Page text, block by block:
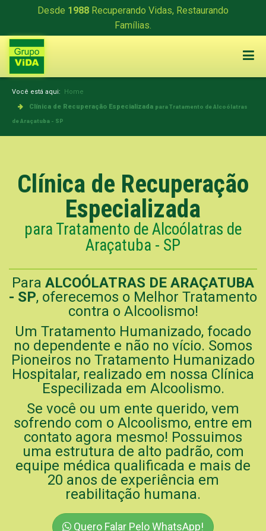
Desde 1988 Recuperando Vidas, Restaurando
Famílias.
Você está aqui: Home
Clínica de Recuperação Especializada para Tratamento de Alcoólatras
de Araçatuba - SP
Clínica de Recuperação
Especializada
para Tratamento de Alcoólatras de
Araçatuba - SP
Para ALCOÓLATRAS DE ARAÇATUBA
- SP, oferecemos o Melhor Tratamento
contra o Alcoolismo!
Um Tratamento Humanizado, focado
no dependente e não no vício. Somos
Pioneiros no Tratamento Humanizado
Hospitalar, realizado em nossa Clínica
Especilizada em Alcoolismo.
Se você ou um ente querido, vem
sofrendo com o Alcoolismo, entre em
contato agora mesmo! Possuimos
uma estrutura de alto padrão, com
equipe médica qualificada e mais de
20 anos de experiência em
reabilitação humana.
Quero Falar Pelo WhatsApp!